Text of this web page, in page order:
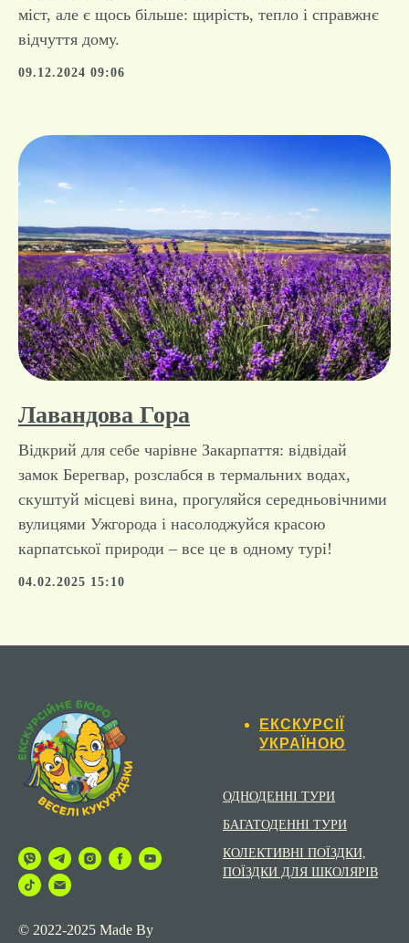
міст, але є щось більше: щирість, тепло і справжнє
відчуття дому.
09.12.2024 09:06
Лавандова Гора
Відкрий для себе чарівне Закарпаття: відвідай
замок Берегвар, розслабся в термальних водах,
скуштуй місцеві вина, прогуляйся середньовічними
вулицями Ужгорода і насолоджуйся красою
карпатської природи – все це в одному турі!
04.02.2025 15:10
© 2022-2025 Made By
ЕКСКУРСІЇ
УКРАЇНОЮ
ОДНОДЕННІ ТУРИ
БАГАТОДЕННІ ТУРИ
КОЛЕКТИВНІ ПОЇЗДКИ,
ПОЇЗДКИ ДЛЯ ШКОЛЯРІВ